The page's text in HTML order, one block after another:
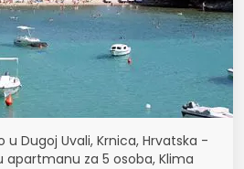
Dugoj Uvali, Krnica, Hrvatska -
apartmanu za 5 osoba, Klima